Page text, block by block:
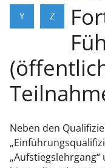
Y Z
Neben den